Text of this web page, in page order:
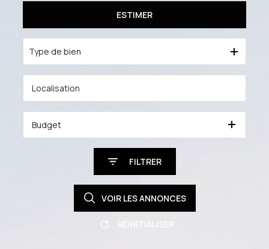
ESTIMER
Type de bien
Budget
FILTRER
VOIR LESANNONCES
RÉINITIALISER